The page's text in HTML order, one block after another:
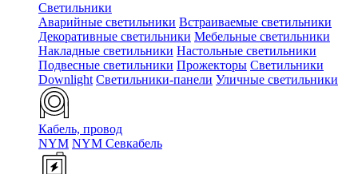
Светильники
Аварийные светильники Встраиваемые светильники
Декоративные светильники Мебельные светильники
Накладные светильники Настольные светильники
Подвесные светильники Прожекторы Светильники
Downlight Светильники-панели Уличные светильники
Кабель, провод
NYM NYM Севкабель